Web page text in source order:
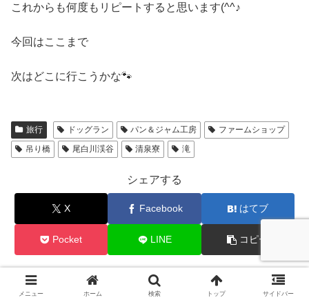
これからも何度もリピートすると思います(^^♪
今回はここまで
次はどこに行こうかな🐾
旅行 ドッグラン パン＆ジャム工房
ファームショップ
吊り橋
尾白川渓谷 清泉寮 滝
シェアする
X Facebook はてブ
Pocket LINE コピー
nacchiをフォローする
メニュー ホーム 検索 トップ サイドバー